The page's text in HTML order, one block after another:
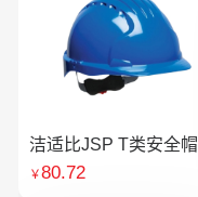
洁适比JSP T类安全帽
￥80.72